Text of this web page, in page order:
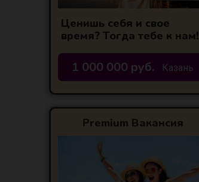
Ценишь себя и свое
время? Тогда тебе к нам!
1 000 000 руб. Казань
Premium Вакансия